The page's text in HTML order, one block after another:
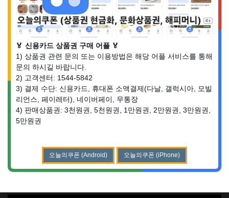
🏅 신용카드 상품권 구매 어플 🏅
1) 상품권 관련 문의 또는 이용방법은 해당 어플 서비스를 통해
문의 하시길 바랍니다.
2) 고객센터: 1544-5842
3) 결제 수단: 신용카드, 휴대폰 소액결제(다날, 갤럭시아, 모빌
리언스, 페이레터), 네이버페이, 무통장
4) 판매상품권: 3천원권, 5천원권, 1만원권, 2만원권, 3만원권,
5만원권
오늘의쿠폰 (Android) 오늘의쿠폰 (iPhone)